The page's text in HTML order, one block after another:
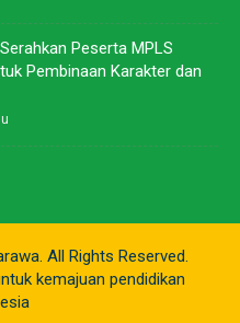
Peserta MPLS
Pembinaan Karakter dan
All Rights Reserved.
kemajuan pendidikan